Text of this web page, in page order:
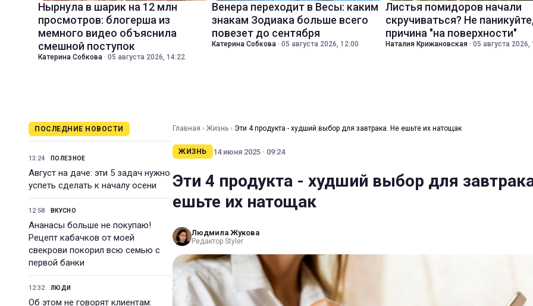
Нырнула в шарик на 12 млн
просмотров: блогерша из
мемного видео объяснила
смешной поступок
Катерина Собкова · 05 августа 2026, 14:22
Венера переходит в Весы: каким
знакам Зодиака больше всего
повезет до сентября
Катерина Собкова · 05 августа 2026, 12:00
Листья помидоров начали
скручиваться? Не
причина "на поверхности"
Наталия Крижановская · 05 августа 2026,
ПОСЛЕДНИЕ НОВОСТИ
13:24 ПОЛЕЗНОЕ
Август на даче: эти 5 задач нужно
успеть сделать к началу осени
12:58 ВКУСНО
Ананасы больше не покупаю!
Рецепт кабачков от моей
свекрови покорил всю семью с
первой банки
12:32 ЛЮДИ
Об этом не говорят клиентам:
Главная › Жизнь › Эти 4 продукта - худший выбор для завтрака. Не ешьте их натощак
ЖИЗНЬ 14 июня 2025 · 09:24
Эти 4 продукта - худший выбор для
ешьте их натощак
Людмила Жукова
Редактор Styler